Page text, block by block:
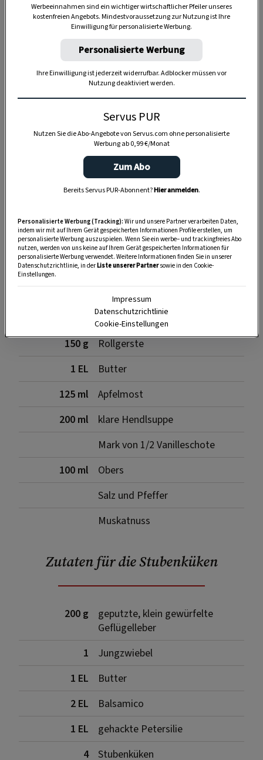
SPEICHERN DRUCKEN
Zutaten für das Rollgerstl
Schalotten
geschälter, entkernter Apfel
150 g
Rollgerste
1 EL
Butter
125 ml
Apfelmost
200 ml
klare Hendlsuppe
Mark von 1/2 Vanilleschote
100 ml
Obers
Salz und Pfeffer
Muskatnuss
Zutaten für die Stubenküken
200 g
geputzte, klein gewürfelte
Geflügelleber
1
Jungzwiebel
1 EL
Butter
2 EL
Balsamico
1 EL
gehackte Petersilie
4
Stubenküken
Werbeeinnahmen sind ein wichtiger wirtschaftlicher Pfeiler unseres
kostenfreien Angebots. Mindestvoraussetzung zur Nutzung ist Ihre
Einwilligung für personalisierte Werbung.
Personalisierte Werbung
Ihre Einwilligung ist jederzeit widerrufbar. Adblocker müssen vor
Nutzung deaktiviert werden.
Servus PUR
Nutzen Sie die Abo-Angebote von Servus.com ohne personalisierte
Werbung ab 0,99 €/Monat
Zum Abo
Bereits Servus PUR-Abonnent?Hier anmelden.
Personalisierte Werbung (Tracking): Wir und unsere Partner verarbeiten Daten,
indem wir mit auf Ihrem Gerät gespeicherten Informationen Profile erstellen, um
personalisierte Werbung auszuspielen. Wenn Sie ein werbe– und trackingfreies Abo
nutzen, werden von uns keine auf Ihrem Gerät gespeicherten Informationen für
personalisierte Werbung verwendet. Weitere Informationen finden Sie in unserer
Datenschutzrichtlinie, in derListe unserer Partnersowie in den Cookie-
Einstellungen.
Impressum
Datenschutzrichtlinie
Cookie-Einstellungen